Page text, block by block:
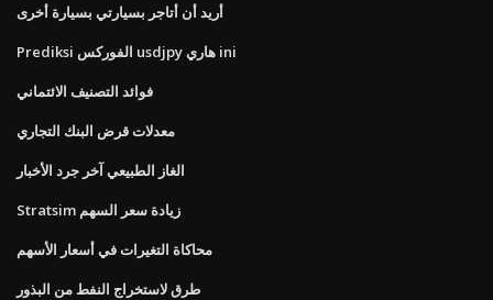
أريد أن أتاجر بسيارتي بسيارة أخرى
Prediksi الفوركس usdjpy هاري ini
فوائد التصنيف الائتماني
معدلات قرض البنك التجاري
الغاز الطبيعي آخر جرد الأخبار
Stratsim زيادة سعر السهم
محاكاة التغيرات في أسعار الأسهم
طرق لاستخراج النفط من البذور